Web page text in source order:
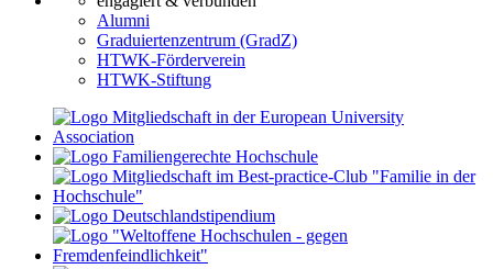
Alumni
Graduiertenzentrum (GradZ)
HTWK-Förderverein
HTWK-Stiftung